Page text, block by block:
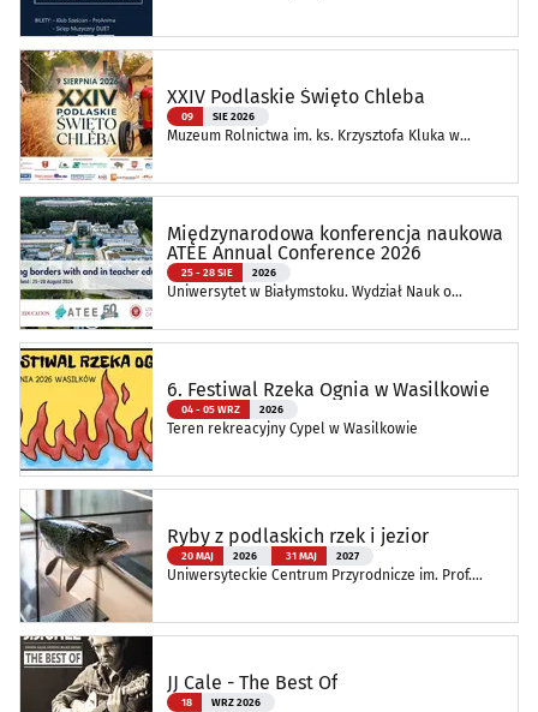
XXIV Podlaskie Święto Chleba
09 SIE 2026
Muzeum Rolnictwa im. ks. Krzysztofa Kluka w
Międzynarodowa konferencja naukowa
ATEE Annual Conference 2026
25 - 28 SIE 2026
Uniwersytet w Białymstoku. Wydział Nauk o
6. Festiwal Rzeka Ognia w Wasilkowie
04 - 05 WRZ 2026
Teren rekreacyjny Cypel w Wasilkowie
Ryby z podlaskich rzek i jezior
20 MAJ 2026 31 MAJ 2027
Uniwersyteckie Centrum Przyrodnicze im. Prof.
JJ Cale - The Best Of
18 WRZ 2026